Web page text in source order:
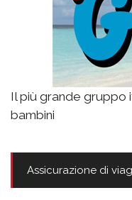
Il più grande gruppo
bambini
Assicurazione di